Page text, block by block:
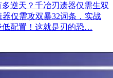
逆天？千冶刃遗器仅需生双
仅需攻双暴32词条，实战
低配置！这就是刃的恐…